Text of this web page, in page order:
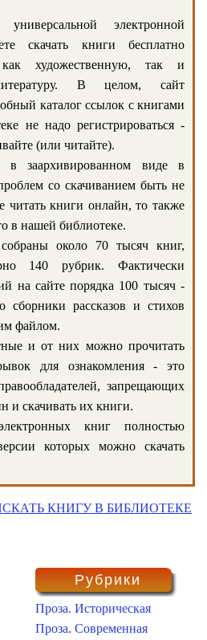
электронной
скачать книги бесплатно
художественную, так и
В целом, сайт
каталог ссылок с книгами
не надо регистрироваться -
(или читайте).
в заархивированном виде в
со скачиванием быть не
читать книги онлайн, то также
в нашей библиотеке.
около 70 тысяч книг,
140 рубрик. Фактически
на сайте порядка 100 тысяч -
сборники рассказов и стихов
файлом.
и от них можно прочитать
для ознакомления - это
запрещающих
и скачивать их книги.
книг полностью
которых можно скачать
КНИГУ В БИБЛИОТЕКЕ
Рубрики
Проза. Историческая
Проза. Современная